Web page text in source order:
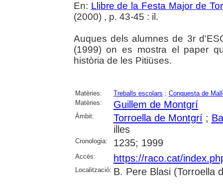
En: Llibre de la Festa Major de
(2000) , p. 43-45 : il.
Auques dels alumnes de 3r
(1999) on es mostra el paper
història de les Pitiüses.
Matèries: Treballs escolars ; Conquesta de
Matèries:
Guillem de Montgrí
Àmbit: Torroella de Montgrí;
illes
Cronologia: 1235; 1999
Accés: https://raco.cat/
Localització: B. Pere Blasi (Torroella